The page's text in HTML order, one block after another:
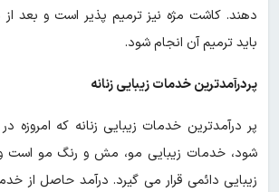
باید ترمیم آن انجام شود.
پردرآمدترین خدمات زیبایی زنانه
پر درآمدترین خدمات زیبایی زنانه که امروزه
شود، خدمات زیبایی مو، مش و رنگ مو است
زیبایی دائمی قرار می گیرد. درآمد حاصل از